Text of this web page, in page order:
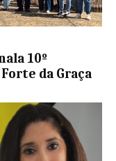
10º
da Graça